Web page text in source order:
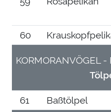
60
KORMORANVÖGEL -
61 Baßtölpel